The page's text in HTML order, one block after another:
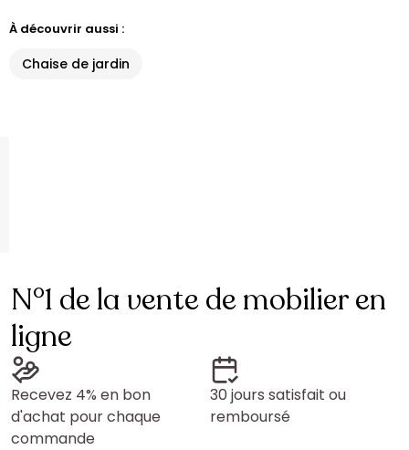
À découvrir aussi :
Chaise de jardin
N°1 de la vente de mobilier en
ligne
Recevez 4% en bon
d'achat pour chaque
commande
30 jours satisfait ou
remboursé